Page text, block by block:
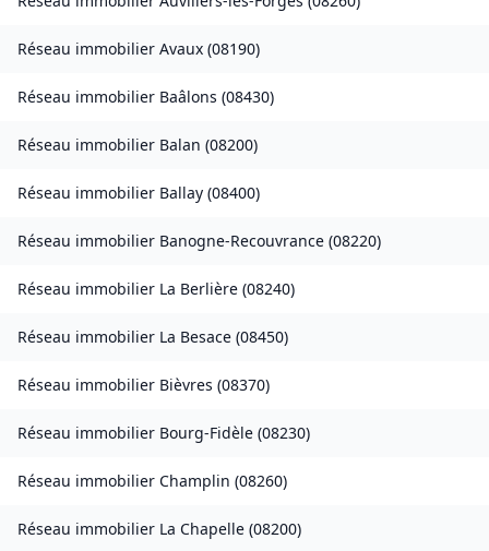
Réseau immobilier Avaux (08190)
Réseau immobilier Baâlons (08430)
Réseau immobilier Balan (08200)
Réseau immobilier Ballay (08400)
Réseau immobilier Banogne-Recouvrance (08220)
Réseau immobilier La Berlière (08240)
Réseau immobilier La Besace (08450)
Réseau immobilier Bièvres (08370)
Réseau immobilier Bourg-Fidèle (08230)
Réseau immobilier Champlin (08260)
Réseau immobilier La Chapelle (08200)